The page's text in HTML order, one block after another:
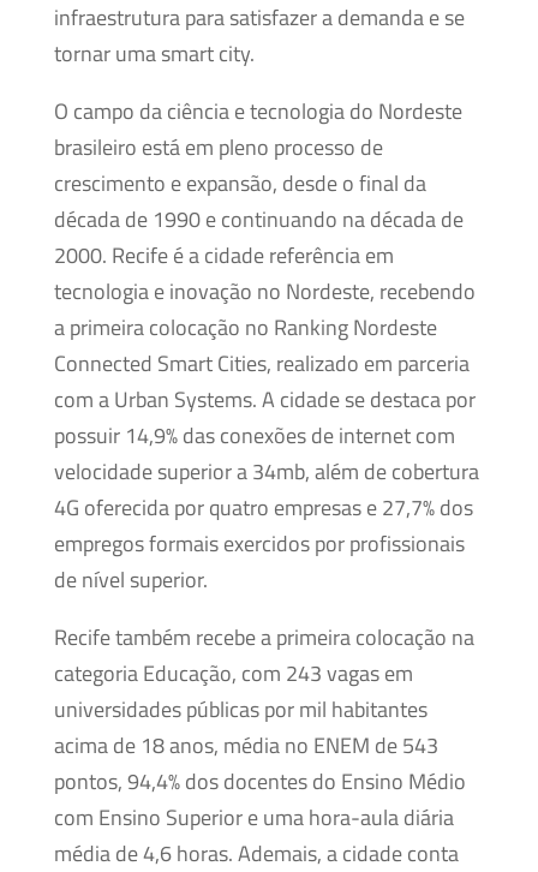
infraestrutura para satisfazer a demanda e se
tornar uma smart city.
O campo da ciência e tecnologia do Nordeste
brasileiro está em pleno processo de
crescimento e expansão, desde o final da
década de 1990 e continuando na década de
2000. Recife é a cidade referência em
tecnologia e inovação no Nordeste, recebendo
a primeira colocação no Ranking Nordeste
Connected Smart Cities, realizado em parceria
com a Urban Systems. A cidade se destaca por
possuir 14,9% das conexões de internet com
velocidade superior a 34mb, além de cobertura
4G oferecida por quatro empresas e 27,7% dos
empregos formais exercidos por profissionais
de nível superior.
Recife também recebe a primeira colocação na
categoria Educação, com 243 vagas em
universidades públicas por mil habitantes
acima de 18 anos, média no ENEM de 543
pontos, 94,4% dos docentes do Ensino Médio
com Ensino Superior e uma hora-aula diária
média de 4,6 horas. Ademais, a cidade conta